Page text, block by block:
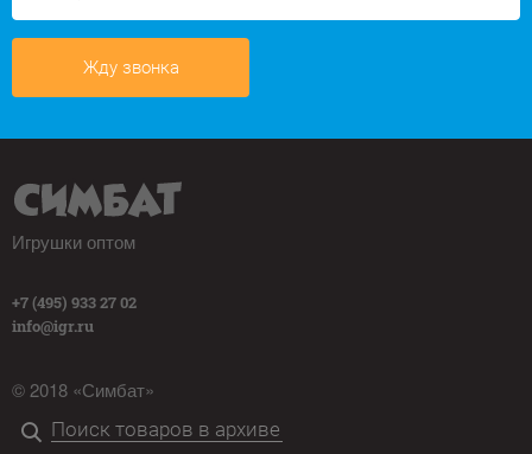
Жду звонка
Игрушки оптом
+7 (495) 933 27 02
info@igr.ru
© 2018 «Симбат»